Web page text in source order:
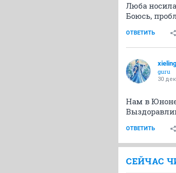
Люба
Боюсь,
ОТВЕТИТЬ
xieling
guru
30
Нам в Юноне
ОТВЕТИТЬ
СЕЙЧАС